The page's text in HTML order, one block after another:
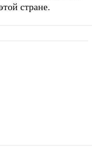
стране.